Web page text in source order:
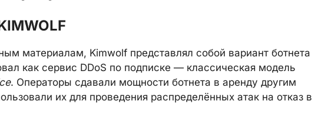
материалам, Kimwolf представлял собой вариант ботнета
как сервис DDoS по подписке — классическая модель
. Операторы сдавали мощности ботнета в аренду другим
их для проведения распределённых атак на отказ в